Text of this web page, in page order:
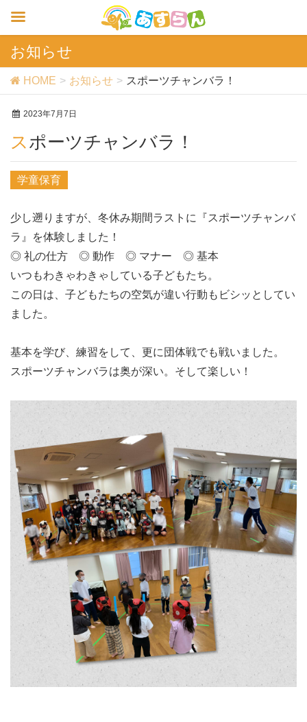
お知らせ
HOME お知らせ スポーツチャンバラ！
2023年7月7日
スポーツチャンバラ！
学童保育
少し遡りますが、冬休み期間ラストに『スポーツチャンバ
ラ』を体験しました！
◎ 礼の仕方 ◎ 動作 ◎ マナー ◎ 基本
いつもわきゃわきゃしている子どもたち。
この日は、子どもたちの空気が違い行動もビシッとしてい
ました。
基本を学び、練習をして、更に団体戦でも戦いました。
スポーツチャンバラは奥が深い。そして楽しい！